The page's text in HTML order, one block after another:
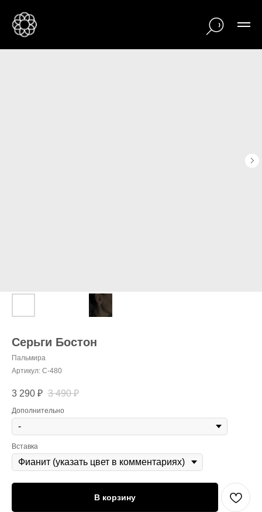
Серьги Бостон
Пальмира
Артикул: С-480
3 290 ₽ 3 490 ₽
Дополнительно
Вставка
В корзину